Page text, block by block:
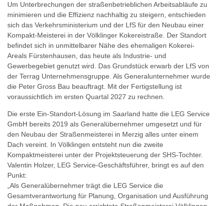
Um Unterbrechungen der straßenbetrieblichen Arbeitsabläufe zu
minimieren und die Effizienz nachhaltig zu steigern, entschieden
sich das Verkehrsministerium und der LfS für den Neubau einer
Kompakt-Meisterei in der Völklinger Kokereistraße. Der Standort
befindet sich in unmittelbarer Nähe des ehemaligen Kokerei-
Areals Fürstenhausen, das heute als Industrie- und
Gewerbegebiet genutzt wird. Das Grundstück erwarb der LfS von
der Terrag Unternehmensgruppe. Als Generalunternehmer wurde
die Peter Gross Bau beauftragt. Mit der Fertigstellung ist
voraussichtlich im ersten Quartal 2027 zu rechnen.
Die erste Ein-Standort-Lösung im Saarland hatte die LEG Service
GmbH bereits 2019 als Generalübernehmer umgesetzt und für
den Neubau der Straßenmeisterei in Merzig alles unter einem
Dach vereint. In Völklingen entsteht nun die zweite
Kompaktmeisterei unter der Projektsteuerung der SHS-Tochter.
Valentin Holzer, LEG Service-Geschäftsführer, bringt es auf den
Punkt:
„Als Generalübernehmer trägt die LEG Service die
Gesamtverantwortung für Planung, Organisation und Ausführung